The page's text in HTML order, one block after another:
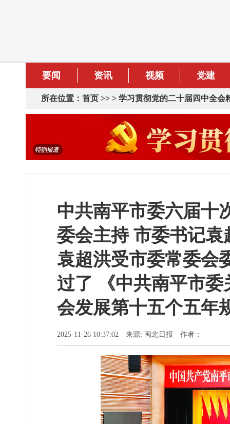
要闻 资讯 视频 党建
所在位置： 首页 >> > 学习贯彻党的二十届四中全会
中共南平市委六届十
委会主持 市委书记
袁超洪受市委常委会
过了 《中共南平市
会发展第十五个五年
2025-11-26 10:37:02 来源: 闽北日报 作者：